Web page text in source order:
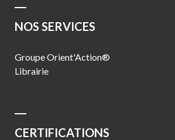
NOS SERVICES
Groupe Orient'Action®
Librairie
CERTIFICATIONS